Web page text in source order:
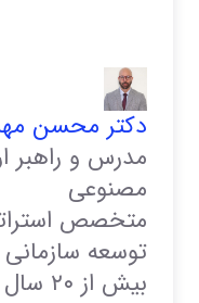
دکتر محسن
مدرس و راهبر
مصنوعی
متخصص
توسعه
بیش